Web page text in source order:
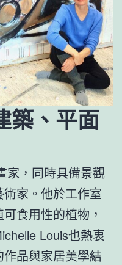
築、平面
家，同時具備景觀
家。他於工作室
食用性的植物，
Louis也熱衷
品與家居美學結